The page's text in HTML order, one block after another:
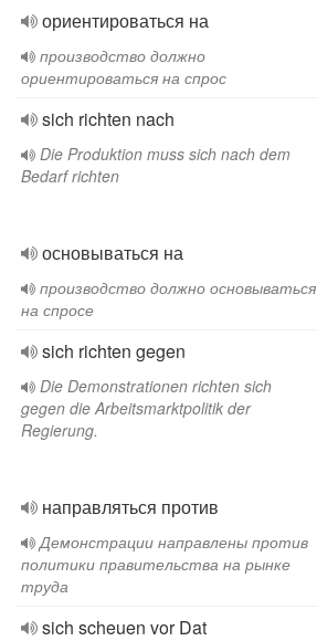
ориентироваться на
производство должно
ориентироваться на спрос
sich richten nach
Die Produktion muss sich nach dem
Bedarf richten
основываться на
производство должно основываться
на спросе
sich richten gegen
Die Demonstrationen richten sich
gegen die Arbeitsmarktpolitik der
Regierung.
направляться против
Демонстрации направлены против
политики правительства на рынке
труда
sich scheuen vor Dat